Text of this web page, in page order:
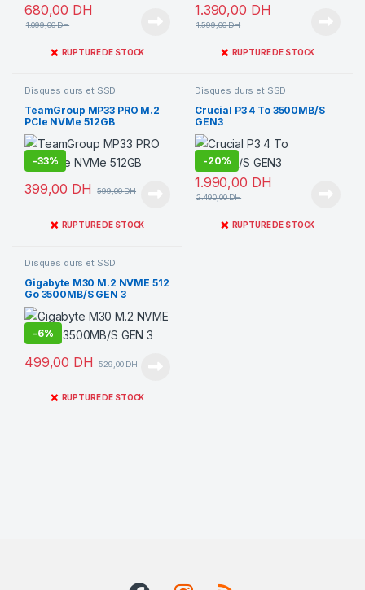
680,00 DH
1.099,00DH
❌ RUPTURE DE STOCK
1.390,00 DH
1.599,00DH
❌ RUPTURE DE STOCK
Disques durs et SSD
TeamGroup MP33 PRO M.2
PCIe NVMe 512GB
-33%
399,00 DH 599,00DH
❌ RUPTURE DE STOCK
Disques durs et SSD
Crucial P3 4 To 3500MB/S
GEN3
-20%
1.990,00 DH
2.490,00DH
❌ RUPTURE DE STOCK
Disques durs et SSD
Gigabyte M30 M.2 NVME 512
Go 3500MB/S GEN 3
-6%
499,00 DH 529,00DH
❌ RUPTURE DE STOCK